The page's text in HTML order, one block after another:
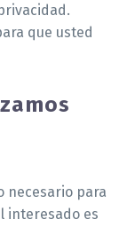
que usted
necesario para
interesado es